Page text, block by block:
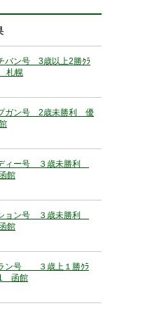
バン号 3歳以上2勝ｸﾗ
札幌
ガン号 2歳未勝利 優
ィー号 ３歳未勝利
館
ョン号 ３歳未勝利
館
ン号 ３歳上１勝ｸﾗ
函館